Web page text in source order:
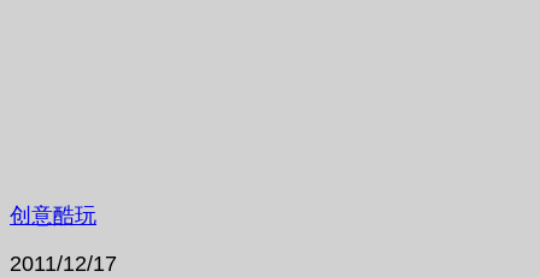
创意酷玩
2011/12/17